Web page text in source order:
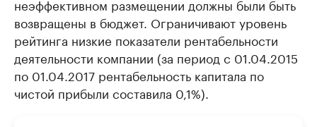
неэффективном размещении должны были быть
возвращены в бюджет. Ограничивают уровень
рейтинга низкие показатели рентабельности
деятельности компании (за период с 01.04.2015
по 01.04.2017 рентабельность капитала по
чистой прибыли составила 0,1%).